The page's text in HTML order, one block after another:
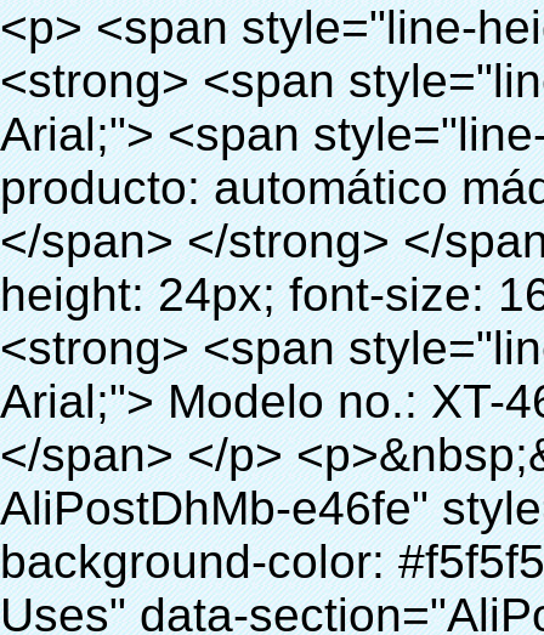
<p> <span style="line-height: 24px; font-size: 16px;"> <strong> <span style="line-height: 27px; font-family: Arial;"> <span style="line-height: 24px;"> Nombre del producto: automático máquina de la cubierta </span> </span> </strong> </span> </p> <p> <span style="line-height: 24px; font-size: 16px;"> <strong> </strong> <strong> <span style="line-height: 24px; font-family: Arial;"> Modelo no.: XT-46B (i) </span> </strong> </span> </p> <p>&nbsp;&nbsp;</p> <div id="ali-anchor-AliPostDhMb-e46fe" style="padding-top: 8px; background-color: #f5f5f5;" data-section-title="Product Uses" data-section="AliPostDhMb-e46fe"> <div id="ali-title-AliPostDhMb-e46fe" style="padding: 8px 0px; border-bottom-style: solid;"> <span style="background-color: #ddd; color: #333; font-weight: bold; padding: 8px 10px; line-height: 12px;"> Producto utiliza </span> </div> <div style="padding: 10px 0px;"> <p>&nbsp;<img src="http://i03.i.aliimg.com/simg/single/icon/placeholder_100x100.png" data-src="http://g01.s.alicdn.com/kf/HTB1PdJsIVXXXXXwXFXXq6xXFXXXp/200852200/HTB1PdJsIVXXXXXwXFXXq6xXFXXXp.jpg" data-alt="Quen útil más nuevo shoe auto dispensador de la cubierta para bienes raíces" width="700" ori-width="800" ori-height="922" /> <noscript><img src="http://g01.s.alicdn.com/kf/HTB1PdJsIVXXXXXwXFXXq6xXFXXXp/200852200/HTB1PdJsIVXXXXXwXFXXq6xXFXXXp.jpg" alt="Quen útil más nuevo shoe auto dispensador de la cubierta para bienes raíces" width="700" ori-width="800" ori-height="922"></noscript> </p> <p>&nbsp;</p> <p><img src="http://i03.i.aliimg.com/simg/single/icon/placeholder_100x100.png" data-src="http://g03.s.alicdn.com/kf/HTB1dGKSHVXXXXX5XXXXq6xXFXXXf/200852200/HTB1dGKSHVXXXXX5XXXXq6xXFXXXf.jpg" width="700" /> <noscript><img src="http://g03.s.alicdn.com/kf/HTB1dGKSHVXXXXX5XXXXq6xXFXXXf/200852200/HTB1dGKSHVXXXXX5XXXXq6xXFXXXf.jpg" width="700"></noscript> </p> </div> </div> <p>&nbsp;</p> <p>&nbsp;</p> <div id="ali-anchor-AliPostDhMb-te3xv" style="padding-top: 8px;" data-section-title="Technology" data-section="AliPostDhMb-te3xv"> <div id="ali-title-AliPostDhMb-te3xv" style="padding: 8px 0px; border-bottom-style: solid;"> <span style="background-color: #ddd; color: #333; font-weight: bold; padding: 8px 10px; line-height: 12px;"> Tecnología </span> </div> <div style="padding: 10px 0px;"> <p>&nbsp; <span style="line-height: normal; font-size: 14px; font-family: Arial;"> Esta máquina de la cubierta automática utiliza el principio de que <span style="line-height: 21px; color: #0000ff;"> <strong> <span style="line-height: 21px; color: #99cc00;"> <em> T </em> </span> </strong> </span> </span> <strong> <span style="line-height: 21px; color: #99cc00;"> <em> <span style="line-height: normal; font-family: Arial;"> Hermo film retráctil se reducirá en </span> </em> </span> </strong> </p> <p> <span style="line-height: 21px; font-size: 14px;"> <strong> <em> <span style="line-height: normal; font-family: Arial; color: #99cc00;"> Temperatura adecuada </span> </em> </strong> <span style="line-height: normal; font-family: Arial;"> <strong> <em> <span style="line-height: 21px; color: #99cc00;"> . </span> </em> </strong> Tecnología diferente de otros cubierta del zapato </span> <span style="line-height: normal; font-family: Arial;"> Máquina </span> <span style="line-height: normal; font-family: Arial;"> . </span> </span> </p> <p> <span style="line-height: 21px; font-size: 14px;"> <span style="line-height: normal; font-family: Arial;"> Puede <span style="line-height: 21px; color: #0000ff;"> </span> </span> <em> <span style="line-height: normal; font-weight: bold; font-family: Arial; color: #99cc00;"> Automáticamente </span> </em> <span style="line-height: normal; font-family: Arial;"> <em> <span style="line-height: 21px; color: #99cc00;"> </span> </em> Salidas y corta la película de PVC y </span> <em> <span style="line-height: normal; font-weight: bold; font-family: Arial; color: #99cc00;"> Proporcionar aire caliente. </span> </em> </span> </p> <p><br> <strong> <span style="line-height: 21px; font-size: 14px;"> <span style="line-height: normal; font-family: Arial;"> Que </span> <span style="line-height: 18px;"> <span style="line-height: normal; font-family: Arial;"> Sólo toma tres </span> </span> <span style="line-height: normal; font-family: Arial;"> Segundos para hacer que el PVC película en